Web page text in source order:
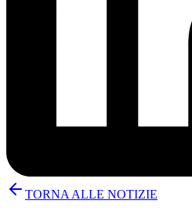
TORNA ALLE NOTIZIE